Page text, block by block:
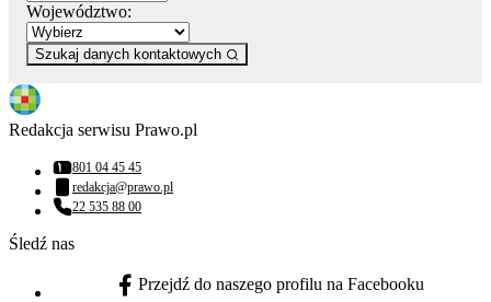
Województwo:
Szukaj danych kontaktowych
Redakcja serwisu Prawo.pl
Numer telefonu:
801 04 45 45
Adres email:
redakcja@prawo.pl
Numer telefonu:
22 535 88 00
Śledź nas
facebook - otwiera się w nowej karcie
Przejdź do naszego profilu na Facebooku